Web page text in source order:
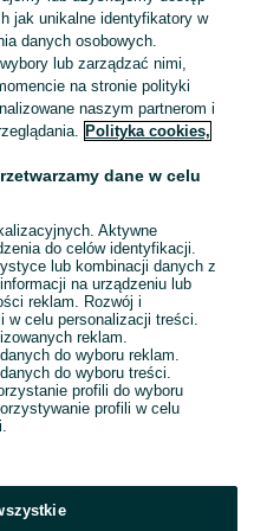
Pakietem Ochronnym
Joanna Kończak
Pakietem Ochronnym
2
jak unikalne identyfikatory w
danych osobowych.
lub zarządzać nimi,
na stronie polityki
naszym partnerom i
Polityka cookies,
dane w celu
Aktywne
do celów identyfikacji.
lub kombinacji danych z
na urządzeniu lub
reklam. Rozwój i
w celu personalizacji treści.
reklam.
do wyboru reklam.
do wyboru treści.
profili do wyboru
profili w celu